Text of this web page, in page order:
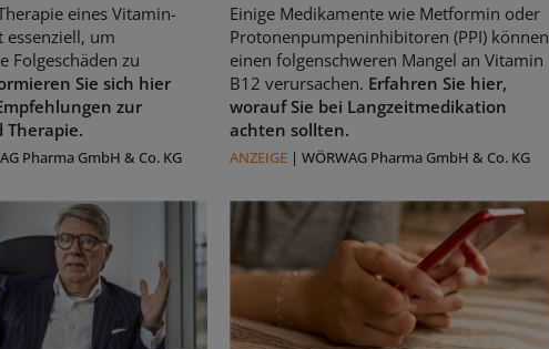
eines Vitamin-
essenziell, um
Folgeschäden zu
Sie sich hier
zur
Therapie.
Pharma GmbH & Co. KG
Einige Medikamente wie Metformin oder
Protonenpumpeninhibitoren (PPI) können
einen folgenschweren Mangel an Vitamin
B12 verursachen. Erfahren Sie hier,
worauf Sie bei Langzeitmedikation
achten sollten.
ANZEIGE| WÖRWAG Pharma GmbH & Co. KG